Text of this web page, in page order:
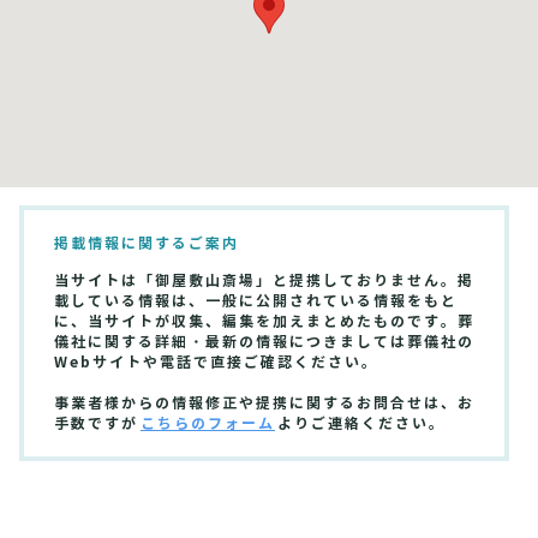
掲載情報に関するご案内
当サイトは「御屋敷山斎場」と提携しておりません。掲
載している情報は、一般に公開されている情報をもと
に、当サイトが収集、編集を加えまとめたものです。葬
儀社に関する詳細・最新の情報につきましては葬儀社の
Webサイトや電話で直接ご確認ください。
事業者様からの情報修正や提携に関するお問合せは、お
手数ですが こちらのフォーム よりご連絡ください。